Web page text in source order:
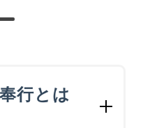
行とは